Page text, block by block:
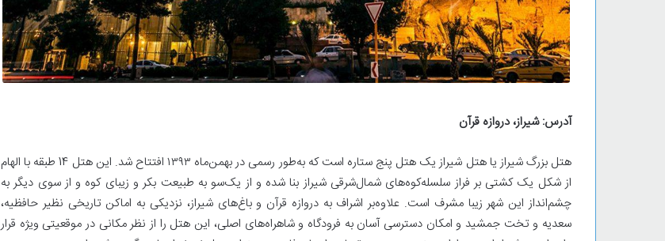
آدرس: شیراز، دروازه قرآن
هتل بزرگ شیراز یا هتل شیراز یک هتل پنج ستاره است که به‌طور رسمی در بهمن‌ماه ۱۳۹۳ افتتاح شد. این هتل 14 طبقه با الهام
از شکل یک کشتی بر فراز سلسله‌کوه‌های شمال‌شرقی شیراز بنا شده و از یک‌سو به طبیعت بکر و زیبای کوه و از سوی دیگر به
چشم‌انداز این شهر زیبا مشرف است. علاوه‎‌بر اشراف به دروازه قرآن و باغ‌های شیراز، نزدیکی به اماکن تاریخی نظیر حافظیه،
سعدیه و تخت جمشید و امکان دسترسی آسان به فرودگاه و شاهراه‌های اصلی، این هتل را از نظر مکانی در موقعیتی ویژه قرار